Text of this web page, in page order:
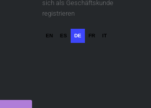
sich als Geschäftskunde
registrieren
EN ES DE FR IT